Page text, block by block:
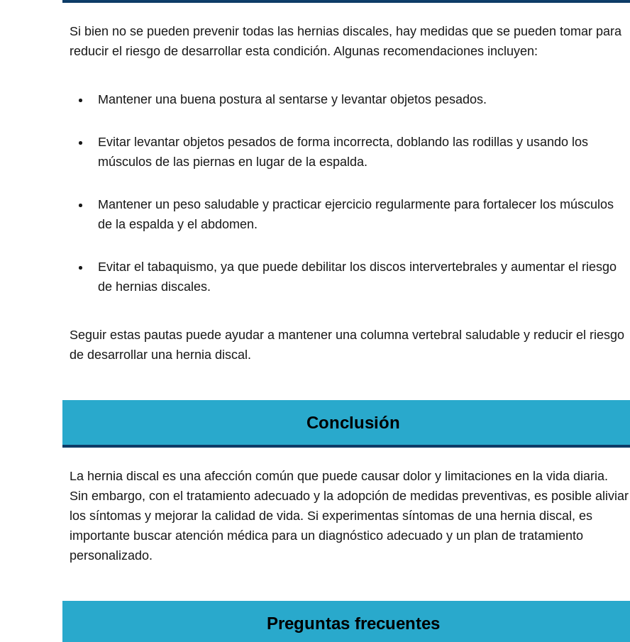
Si bien no se pueden prevenir todas las hernias discales, hay medidas que se pueden tomar para
reducir el riesgo de desarrollar esta condición. Algunas recomendaciones incluyen:
Mantener una buena postura al sentarse y levantar objetos pesados.
Evitar levantar objetos pesados de forma incorrecta, doblando las rodillas y usando los
músculos de las piernas en lugar de la espalda.
Mantener un peso saludable y practicar ejercicio regularmente para fortalecer los músculos
de la espalda y el abdomen.
Evitar el tabaquismo, ya que puede debilitar los discos intervertebrales y aumentar el riesgo
de hernias discales.
Seguir estas pautas puede ayudar a mantener una columna vertebral saludable y reducir el riesgo
de desarrollar una hernia discal.
Conclusión
La hernia discal es una afección común que puede causar dolor y limitaciones en la vida diaria.
Sin embargo, con el tratamiento adecuado y la adopción de medidas preventivas, es posible aliviar
los síntomas y mejorar la calidad de vida. Si experimentas síntomas de una hernia discal, es
importante buscar atención médica para un diagnóstico adecuado y un plan de tratamiento
personalizado.
Preguntas frecuentes